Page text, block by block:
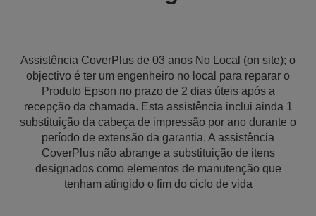
Assistência CoverPlus de 03 anos No Local (on site); o
objectivo é ter um engenheiro no local para reparar o
Produto Epson no prazo de 2 dias úteis após a
recepção da chamada. Esta assistência inclui ainda 1
substituição da cabeça de impressão por ano durante o
período de extensão da garantia. A assistência
CoverPlus não abrange a substituição de itens
designados como elementos de manutenção que
tenham atingido o fim do ciclo de vida